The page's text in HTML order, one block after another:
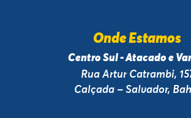
Onde Estamos
Centro Sul - Atacado e
Rua Artur Catrambi,
Calçada – Salvador,